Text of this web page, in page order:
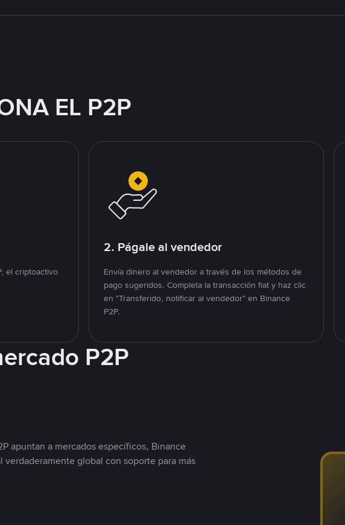
EL P2P
el criptoactivo
2. Págale al vendedor
Envía dinero al vendedor a través de los métodos de
pago sugeridos. Completa la transacción fiat y haz clic
en "Transferido, notificar al vendedor" en Binance
P2P.
P2P
apuntan a mercados específicos, Binance
global con soporte para más